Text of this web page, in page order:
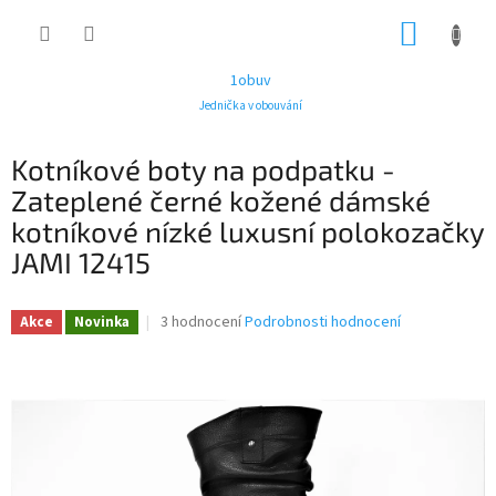
1obuv
Jednička v obouvání
Kotníkové boty na podpatku -
Zateplené černé kožené dámské
kotníkové nízké luxusní polokozačky
JAMI 12415
Akce Novinka
Průměrné
hvězdiček.
3 hodnoceníPodrobnosti hodnocení